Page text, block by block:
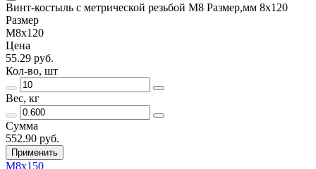
Винт-костыль с метрической резьбой М8 Размер,мм 8х120
Размер
М8х120
Цена
55.29 руб.
Кол-во, шт
Вес, кг
Сумма
552.90 руб.
Применить
М8х150